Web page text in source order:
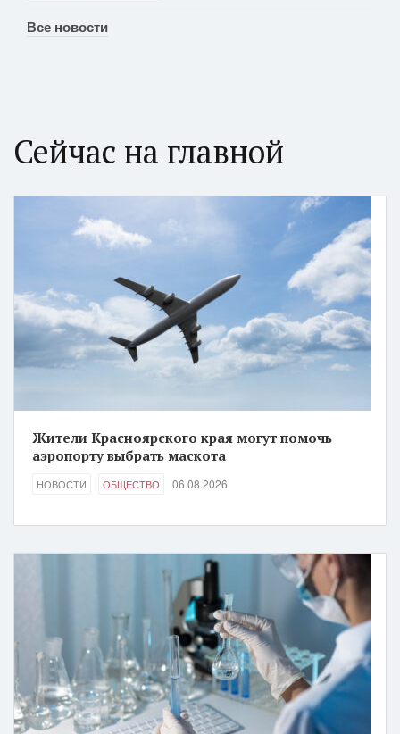
Все новости
Сейчас на главной
Жители Красноярского края могут помочь
аэропорту выбрать маскота
НОВОСТИ ОБЩЕСТВО 06.08.2026